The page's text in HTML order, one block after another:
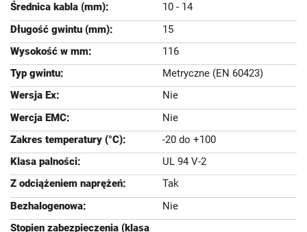
10 - 14
15
116
Metryczne (EN 60423)
Nie
Nie
-20 do +100
UL 94 V-2
Tak
Nie